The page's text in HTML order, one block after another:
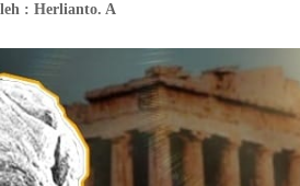
: Herlianto. A